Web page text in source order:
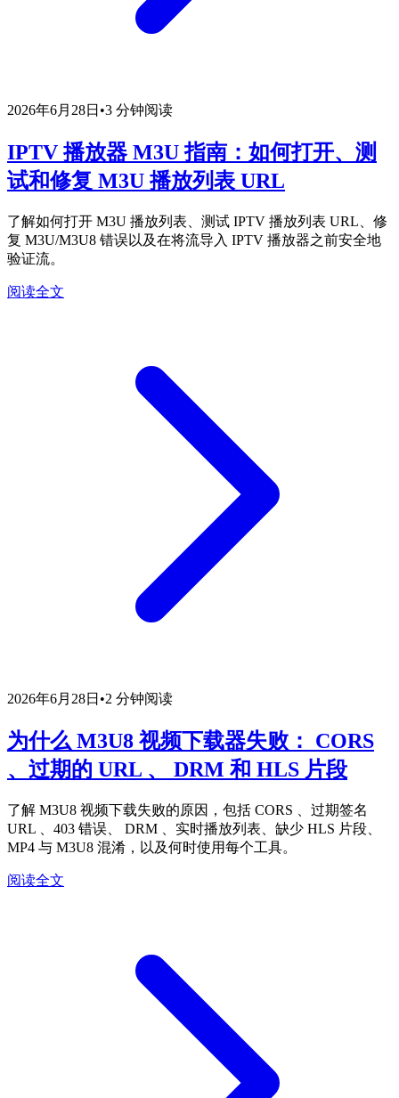
2026年6月28日 •3 分钟阅读
IPTV 播放器 M3U 指南：如何打开、测
试和修复 M3U 播放列表 URL
了解如何打开 M3U 播放列表、测试 IPTV 播放列表 URL、修
复 M3U/M3U8 错误以及在将流导入 IPTV 播放器之前安全地
验证流。
阅读全文
2026年6月28日 •2 分钟阅读
为什么 M3U8 视频下载器失败： CORS
、过期的 URL 、 DRM 和 HLS 片段
了解 M3U8 视频下载失败的原因，包括 CORS 、过期签名
URL 、403 错误、 DRM 、实时播放列表、缺少 HLS 片段、
MP4 与 M3U8 混淆，以及何时使用每个工具。
阅读全文